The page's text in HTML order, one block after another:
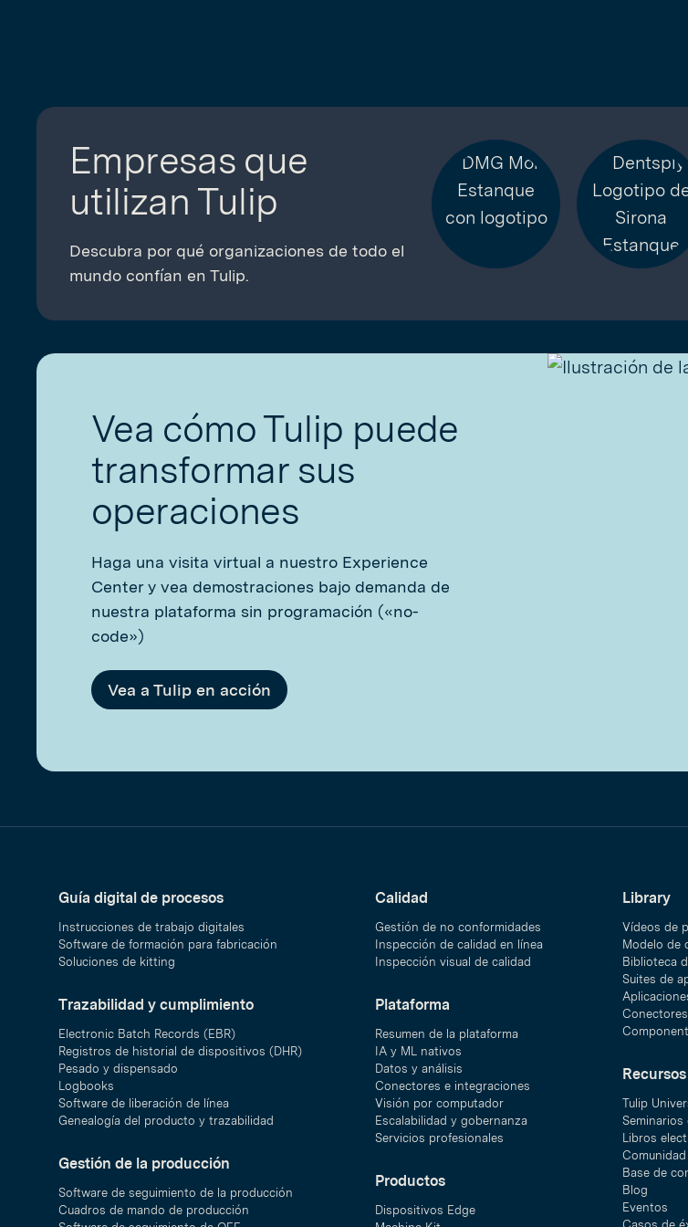
Empresas que
utilizan Tulip
Descubra por qué organizaciones de todo el
mundo confían en Tulip.
Vea cómo Tulip puede
transformar sus
operaciones
Haga una visita virtual a nuestro Experience
Center y vea demostraciones bajo demanda de
nuestra plataforma sin programación («no-
code»)
Vea a Tulip en acción
Guía digital de procesos
Instrucciones de trabajo digitales
Software de formación para fabricación
Soluciones de kitting
Trazabilidad y cumplimiento
Electronic Batch Records (EBR)
Registros de historial de dispositivos (DHR)
Pesado y dispensado
Logbooks
Software de liberación de línea
Genealogía del producto y trazabilidad
Gestión de la producción
Software de seguimiento de la producción
Cuadros de mando de producción
Calidad
Gestión de no conformidades
Inspección de calidad en línea
Inspección visual de calidad
Plataforma
Resumen de la plataforma
IA y ML nativos
Datos y análisis
Conectores e integraciones
Visión por computador
Escalabilidad y gobernanza
Servicios profesionales
Productos
Dispositivos Edge
Library
Vídeos de
Modelo de
Biblioteca
Suites de
Conectores
Recursos
Tulip
Seminarios
Libros
Comunidad
Base de
Blog
Eventos